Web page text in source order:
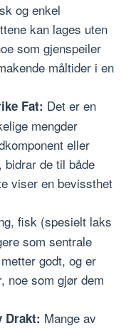
og enkel
kan lages uten
som gjenspeiler
måltider i en
Fat: Det er en
mengder
eller
de til både
viser en bevissthet
fisk (spesielt laks
som sentrale
godt, og er
noe som gjør dem
Drakt: Mange av